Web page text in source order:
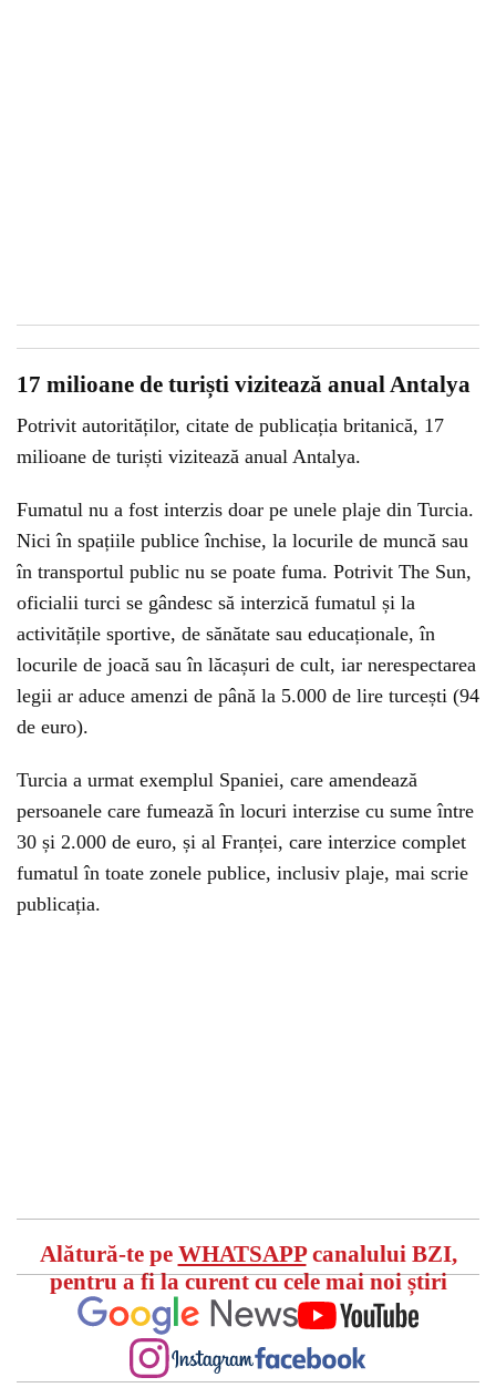
17 milioane de turiști vizitează anual Antalya
Potrivit autorităților, citate de publicația britanică, 17
milioane de turiști vizitează anual Antalya.
Fumatul nu a fost interzis doar pe unele plaje din Turcia.
Nici în spațiile publice închise, la locurile de muncă sau
în transportul public nu se poate fuma. Potrivit The Sun,
oficialii turci se gândesc să interzică fumatul și la
activitățile sportive, de sănătate sau educaționale, în
locurile de joacă sau în lăcașuri de cult, iar nerespectarea
legii ar aduce amenzi de până la 5.000 de lire turcești (94
de euro).
Turcia a urmat exemplul Spaniei, care amendează
persoanele care fumează în locuri interzise cu sume între
30 și 2.000 de euro, și al Franței, care interzice complet
fumatul în toate zonele publice, inclusiv plaje, mai scrie
publicația.
Alătură-te pe WHATSAPPcanalului BZI,
pentru a fi la curent cu cele mai noi știri